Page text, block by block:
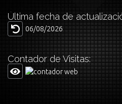
Última fecha de
06/08/2026
Contador de Visitas: